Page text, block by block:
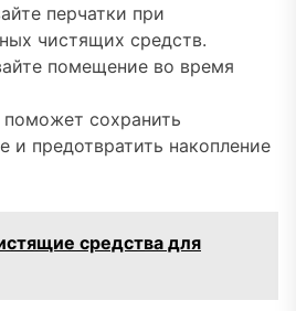
перчатки при
чистящих средств.
помещение во время
поможет сохранить
и предотвратить накопление
средства для